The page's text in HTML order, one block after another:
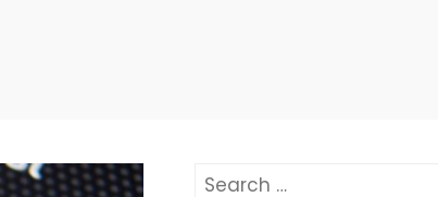
Search